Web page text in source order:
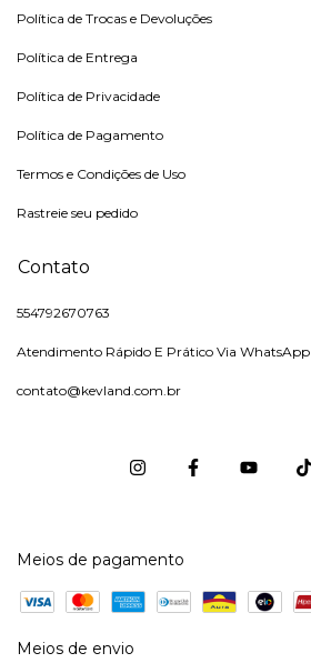
Política de Trocas e Devoluções
Política de Entrega
Política de Privacidade
Política de Pagamento
Termos e Condições de Uso
Rastreie seu pedido
Contato
554792670763
Atendimento Rápido E Prático Via WhatsApp
contato@kevland.com.br
Meios de pagamento
Meios de envio